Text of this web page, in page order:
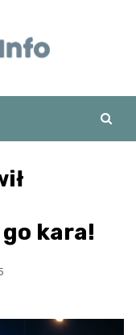
kara!